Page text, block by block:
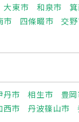
大東市 和泉市
市 四條畷市 交
丹市 相生市 豊
西市 丹波篠山市